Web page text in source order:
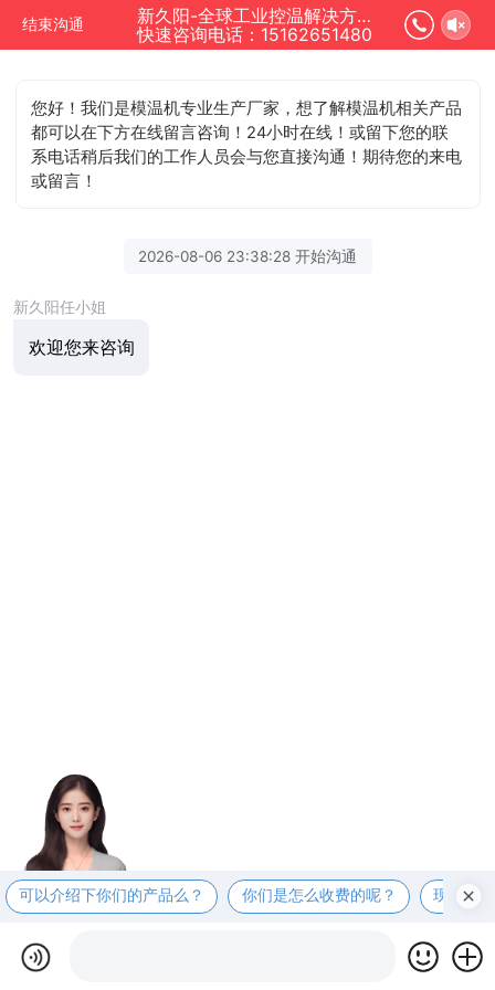
结束沟通
新久阳-全球工业控温解决方案专家正在为您服务
快速咨询电话：15162651480
您好！我们是模温机专业生产厂家，想了解模温机相关产品
都可以在下方在线留言咨询！24小时在线！或留下您的联
系电话稍后我们的工作人员会与您直接沟通！期待您的来电
或留言！
2026-08-06 23:38:28 开始沟通
新久阳任小姐
欢迎您来咨询
可以介绍下你们的产品么？ 你们是怎么收费的呢？ 现在有